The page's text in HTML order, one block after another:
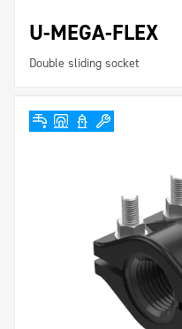
U-MEGA-FLEX
Double sliding socket